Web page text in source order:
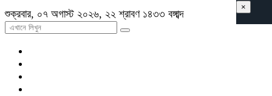
শুক্রবার, ০৭ অগাস্ট ২০২৬, ২২ শ্রাবণ ১৪৩৩ বঙ্গাব্দ
×